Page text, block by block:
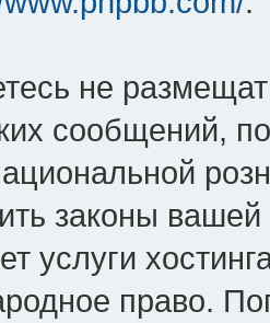
не
сообщений,
законы
услуги
право.